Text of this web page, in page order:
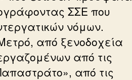
ΣΣΕ που
νόμων.
από ξενοδοχεία
από τις
από τις